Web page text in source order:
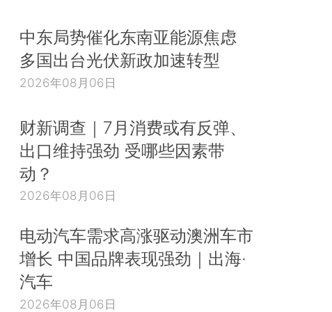
中东局势催化东南亚能源焦虑
多国出台光伏新政加速转型
2026年08月06日
财新调查｜7月消费或有反弹、
出口维持强劲 受哪些因素带
动？
2026年08月06日
电动汽车需求高涨驱动澳洲车市
增长 中国品牌表现强劲｜出海·
汽车
2026年08月06日